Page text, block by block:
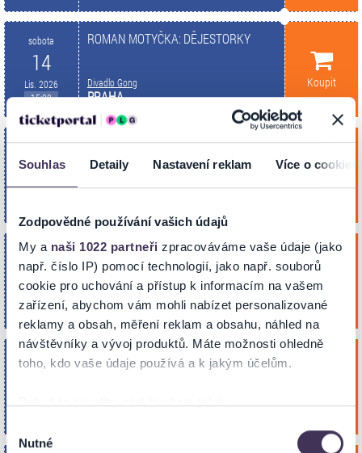
Souhlas Detaily Nastavení reklam Více o cookies
Zodpovědné používání vašich údajů
My a naši 1022 partneři zpracováváme vaše údaje (jako
např. číslo IP) pomocí technologií, jako např. souborů
cookie pro uchování a přístup k informacím na vašem
zařízení, abychom vám mohli nabízet personalizované
reklamy a obsah, měření reklam a obsahu, náhled na
návštěvníky a vývoj produktů. Máte možnosti ohledně
toho, kdo vaše údaje používá a k jakým účelům.
které mohou být přesné na několik metrů
souhlasu
Nutné
sobota
14
Lis. 2026
15:00
ROMAN MOTYČKA: DĚJESTORKY
Divadlo Gong
PRAHA
Koupit
sobota
14
Lis. 2026
LUKÁŠ PAVLÁSEK: ZMATENÍ KOMIKŮ
Divadlo Gong Koupit
neděle
15
16:00
S PYDLOU V ZÁDECH
Divadlo Gong
PRAHA
Koupit
pondělí BIRLIBÁNOVA PODIVUHODNÁ CESTA